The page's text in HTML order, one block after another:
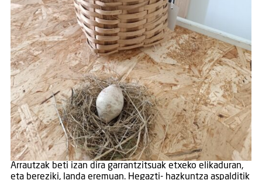
Arrautzak beti izan dira garrantzitsuak etxeko elikaduran,
eta bereziki, landa eremuan. Hegazti- hazkuntza aspalditik